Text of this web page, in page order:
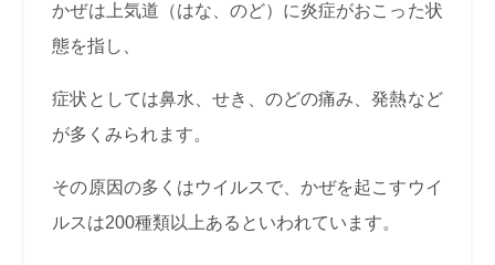
かぜは上気道（はな、のど）に炎症がおこった状
態を指し、
症状としては鼻水、せき、のどの痛み、発熱など
が多くみられます。
その原因の多くはウイルスで、かぜを起こすウイ
ルスは200種類以上あるといわれています。